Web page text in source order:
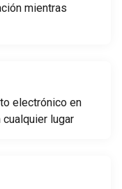
mientras
electrónico en
lugar